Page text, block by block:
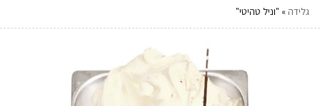
גלידה » "וניל טהיטי"